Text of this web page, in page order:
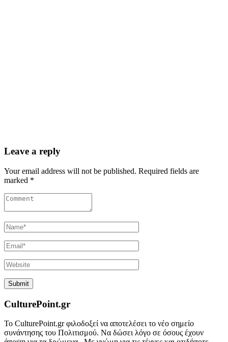
Leave a reply
Your email address will not be published. Required fields are
marked *
CulturePoint.gr
Το CulturePoint.gr φιλοδοξεί να αποτελέσει το νέο σημείο
συνάντησης του Πολιτισμού. Να δώσει λόγο σε όσους έχουν